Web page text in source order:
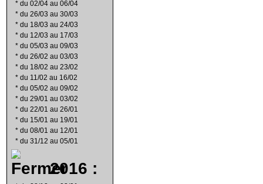
* du 02/04 au 06/04
* du 26/03 au 30/03
* du 18/03 au 24/03
* du 12/03 au 17/03
* du 05/03 au 09/03
* du 26/02 au 03/03
* du 18/02 au 23/02
* du 11/02 au 16/02
* du 05/02 au 09/02
* du 29/01 au 03/02
* du 22/01 au 26/01
* du 15/01 au 19/01
* du 08/01 au 12/01
* du 31/12 au 05/01
2016 :